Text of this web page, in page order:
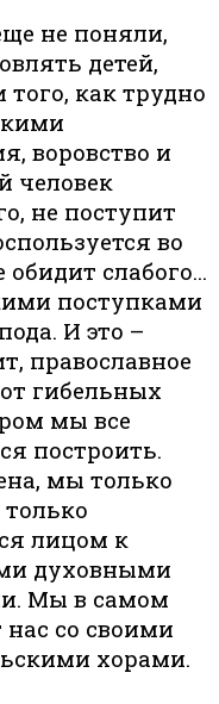
не поняли,
детей,
как трудно
воровство и
человек
не поступит
во
слабого…
поступками
И это –
православное
гибельных
мы все
построить.
мы только
лицом к
духовными
Мы в самом
со своими
хорами.